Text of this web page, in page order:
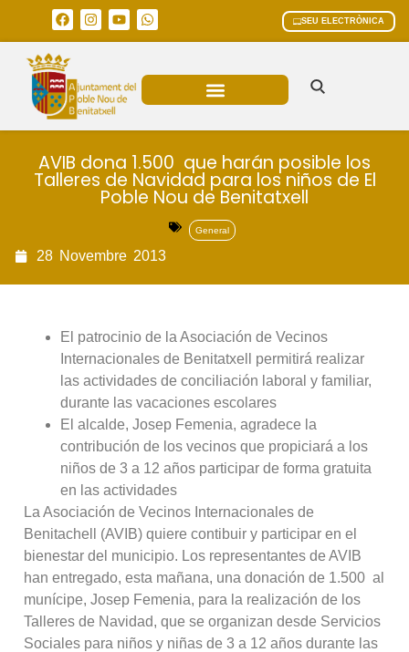
SEU ELECTRÒNICA
AVIB dona 1.500  que harán posible los
Talleres de Navidad para los niños de El
Poble Nou de Benitatxell
General
28 Novembre 2013
El patrocinio de la Asociación de Vecinos
Internacionales de Benitatxell permitirá realizar
las actividades de conciliación laboral y familiar,
durante las vacaciones escolares
El alcalde, Josep Femenia, agradece la
contribución de los vecinos que propiciará a los
niños de 3 a 12 años participar de forma gratuita
en las actividades
La Asociación de Vecinos Internacionales de
Benitachell (AVIB) quiere contibuir y participar en el
bienestar del municipio. Los representantes de AVIB
han entregado, esta mañana, una donación de 1.500  al
munícipe, Josep Femenia, para la realización de los
Talleres de Navidad, que se organizan desde Servicios
Sociales para niños y niñas de 3 a 12 años durante las